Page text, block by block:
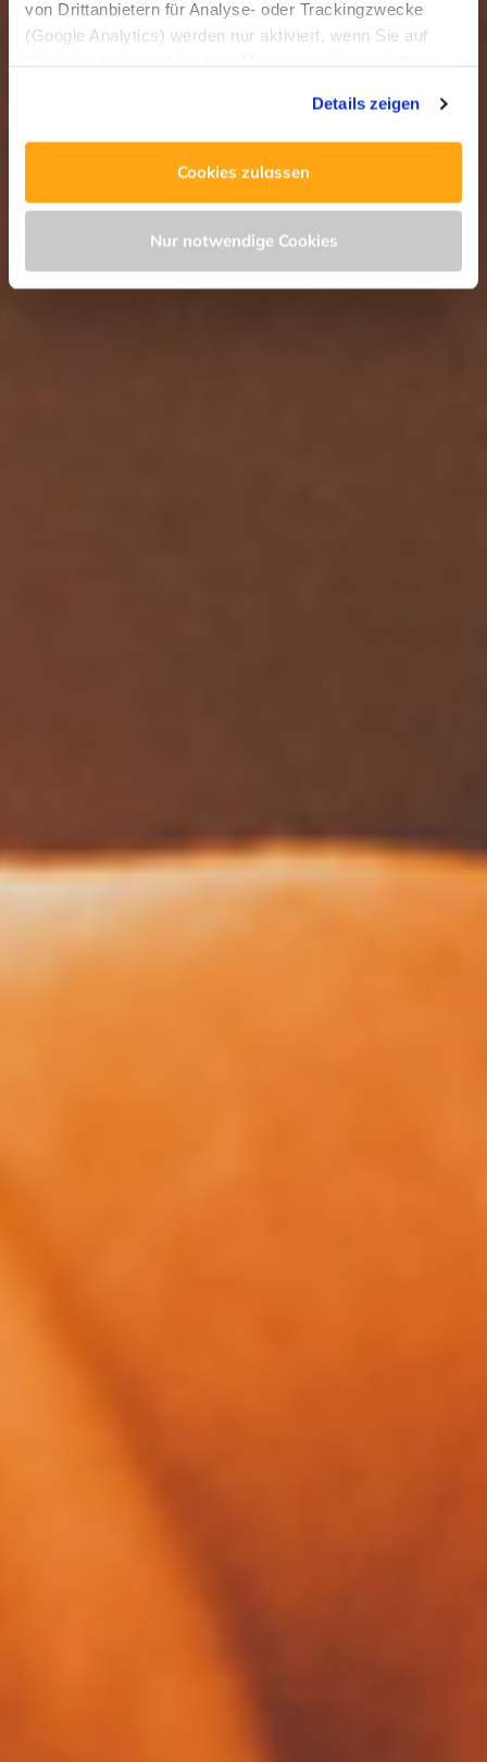
von Drittanbietern für Analyse- oder Trackingzwecke
(Google Analytics) werden nur aktiviert, wenn Sie auf
Datenschutzerklärung—
Impressum.
Details zeigen
Cookies zulassen
Nur notwendige Cookies